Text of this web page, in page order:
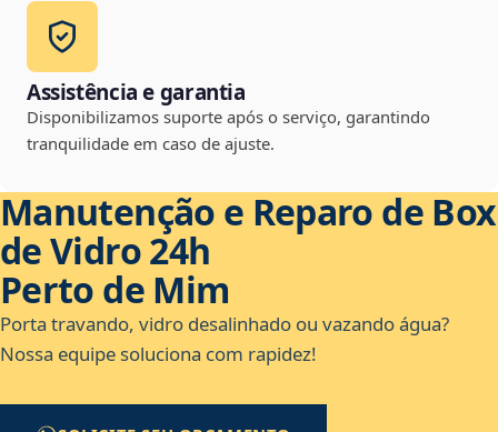
Assistência e garantia
Disponibilizamos suporte após o serviço, garantindo
tranquilidade em caso de ajuste.
Manutenção e Reparo de Box
de Vidro 24h
Perto de Mim
Porta travando, vidro desalinhado ou vazando água?
Nossa equipe soluciona com rapidez!